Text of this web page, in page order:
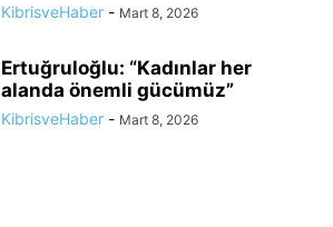
KibrisveHaber - Mart 8, 2026
Ertuğruloğlu: “Kadınlar her
alanda önemli gücümüz”
KibrisveHaber - Mart 8, 2026